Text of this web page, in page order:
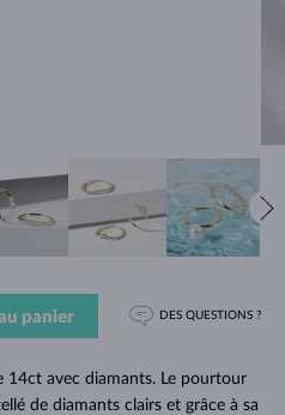
14ct avec diamants. Le pourtour
de diamants clairs et grâce à sa
panier DES QUESTIONS ?